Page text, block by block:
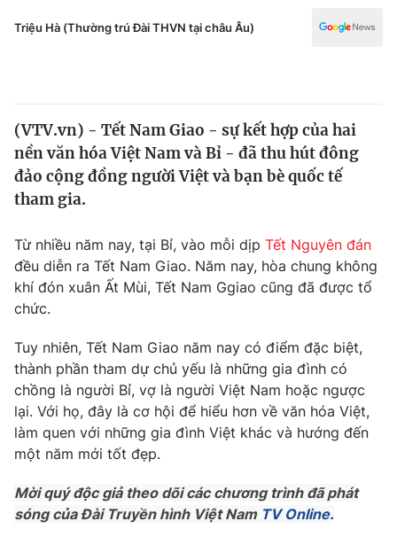
Xã hội
Y tế
Thế giới
Thế giới đó đây
Câu chuyện quốc tế
Kinh tế
Tài chính
Thị trường
Góc doanh nghiệp
Dữ liệu và đời sống
Truyền hình
Phim VTV
Hậu trường
Nhân vật
Khán giả
Giải sao mai
Giải trí
Điện ảnh
Sao
Đời sống
Du lịch
Làm đẹp
Giáo dục
Văn hóa - Giải trí
Giáo dục
Triệu Hà (Thường trú Đài THVN tại châu Âu)
(VTV.vn) - Tết Nam Giao - sự kết hợp của hai
nền văn hóa Việt Nam và Bỉ - đã thu hút đông
đảo cộng đồng người Việt và bạn bè quốc tế
tham gia.
Từ nhiều năm nay, tại Bỉ, vào mỗi dịp Tết Nguyên đán
đều diễn ra Tết Nam Giao. Năm nay, hòa chung không
khí đón xuân Ất Mùi, Tết Nam Ggiao cũng đã được tổ
chức.
Tuy nhiên, Tết Nam Giao năm nay có điểm đặc biệt,
thành phần tham dự chủ yếu là những gia đình có
chồng là người Bỉ, vợ là người Việt Nam hoặc ngược
lại. Với họ, đây là cơ hội để hiểu hơn về văn hóa Việt,
làm quen với những gia đình Việt khác và hướng đến
một năm mới tốt đẹp.
Mời quý độc giả theo dõi các chương trình đã phát
sóng của Đài Truyền hình Việt NamTV Online.